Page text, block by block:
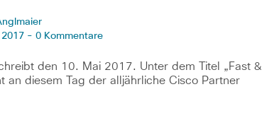
2017 - 0 Kommentare
den 10. Mai 2017. Unter dem Titel „Fast &
an diesem Tag der alljährliche Cisco Partner